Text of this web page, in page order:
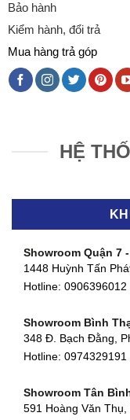
Bảo hành
Kiểm hành, đổi trả
Mua hàng trả góp
HỆ
Showroom Quận 7 -
1448 Huỳnh Tấn
Hotline: 0906396012
Showroom Bình
348 Đ. Bạch Đằng,
Hotline: 0974329191
Showroom Tân Bình
591 Hoàng Văn